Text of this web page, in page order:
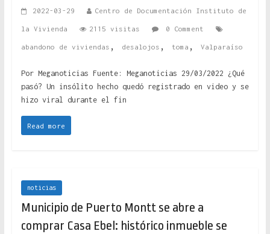
2022-03-29 Centro de Documentación Instituto de
la Vivienda 2115 visitas 0 Comment
abandono de viviendas , desalojos , toma , Valparaíso
Por Meganoticias Fuente: Meganoticias 29/03/2022 ¿Qué
pasó? Un insólito hecho quedó registrado en video y se
hizo viral durante el fin
Read more
noticias
Municipio de Puerto Montt se abre a
comprar Casa Ebel: histórico inmueble se